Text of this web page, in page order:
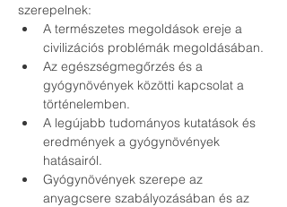
szerepelnek:
A természetes megoldások ereje a
civilizációs problémák megoldásában.
Az egészségmegőrzés és a
gyógynövények közötti kapcsolat a
történelemben.
A legújabb tudományos kutatások és
eredmények a gyógynövények
hatásairól.
Gyógynövények szerepe az
anyagcsere szabályozásában és az